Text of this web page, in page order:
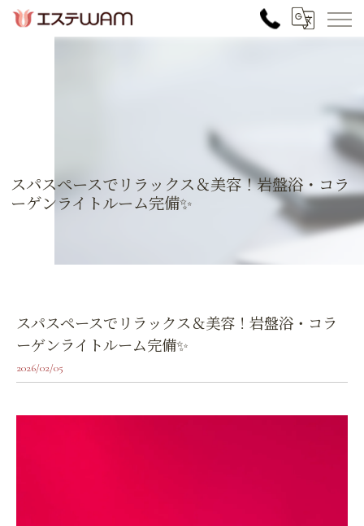
スパスペースでリラックス＆美容！岩盤浴・コラ
ーゲンライトルーム完備✨
スパスペースでリラックス＆美容！岩盤浴・コラ
ーゲンライトルーム完備✨
2026/02/05